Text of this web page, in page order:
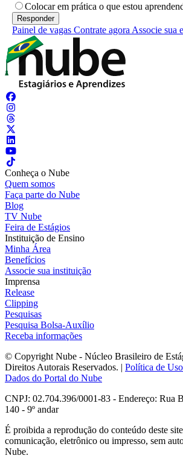
Colocar em prática o que estou
Painel de vagas Contrate agora Associe sua
Conheça o Nube
Quem somos
Faça parte do Nube
Blog
TV Nube
Feira de Estágios
Instituição de Ensino
Minha Área
Benefícios
Associe sua instituição
Imprensa
Release
Clipping
Pesquisas
Pesquisa Bolsa-Auxílio
Receba informações
© Copyright Nube - Núcleo Brasileiro de
Direitos Autorais Reservados. | Política de
Dados do Portal do Nube
CNPJ: 02.704.396/0001-83 - Endereço: Rua
140 - 9º andar
É proibida a reprodução do conteúdo deste
comunicação, eletrônico ou impresso, sem
Nube.